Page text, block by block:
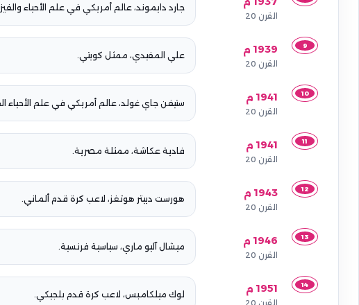
القرن 20
جارد دايموند، عالم أمريكي في علم الأحياء
9 1939 م
القرن 20
علي المفيدي، ممثل كويتي.
10 1941 م
القرن 20
ستيفن جاي غولد، عالم أمريكي في علم الأحياء
11 1941 م
القرن 20
فادية عكاشة، ممثلة مصرية.
12 1943 م
القرن 20
هورست دييتر هوتغز، لاعب كرة قدم ألماني.
13 1946 م
القرن 20
ميشال آليو ماري، سياسية فرنسية.
14 1951 م
القرن 20
لوك ميلكامبس، لاعب كرة قدم بلجيكي.